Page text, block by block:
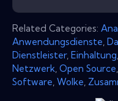
Related Categories:
Anwendungsdienste
Dienstleister, Einhaltung
Netzwerk Open Source
Software Wolke